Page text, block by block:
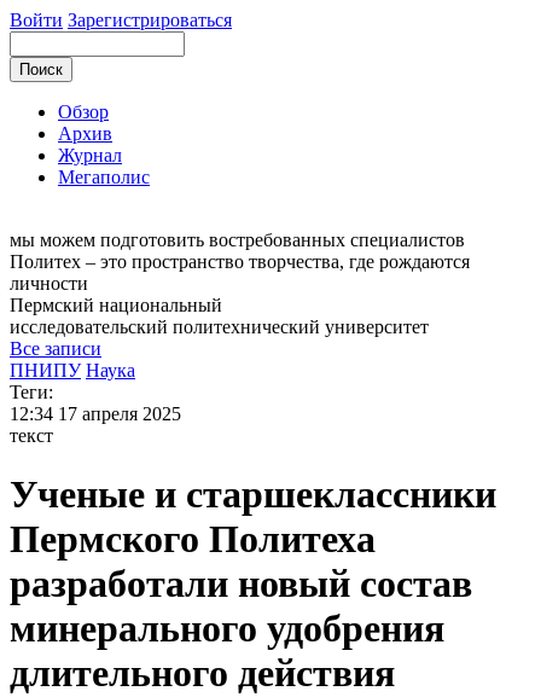
Войти Зарегистрироваться
Обзор
Архив
Журнал
Мегаполис
мы можем подготовить востребованных специалистов
Политех – это пространство творчества, где рождаются
личности
Пермский национальный
исследовательский политехнический университет
Все записи
ПНИПУ Наука
Теги:
12:34 17 апреля 2025
текст
Ученые и старшеклассники
Пермского Политеха
разработали новый состав
минерального удобрения
длительного действия